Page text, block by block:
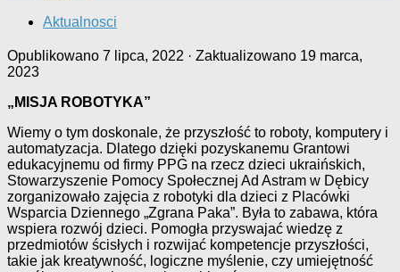
Aktualnosci
Opublikowano 7 lipca, 2022 · Zaktualizowano 19 marca,
2023
„MISJA ROBOTYKA”
Wiemy o tym doskonale, że przyszłość to roboty, komputery i
automatyzacja. Dlatego dzięki pozyskanemu Grantowi
edukacyjnemu od firmy PPG na rzecz dzieci ukraińskich,
Stowarzyszenie Pomocy Społecznej Ad Astram w Dębicy
zorganizowało zajęcia z robotyki dla dzieci z Placówki
Wsparcia Dziennego „Zgrana Paka”. Była to zabawa, która
wspiera rozwój dzieci. Pomogła przyswajać wiedzę z
przedmiotów ścisłych i rozwijać kompetencje przyszłości,
takie jak kreatywność, logiczne myślenie, czy umiejętność